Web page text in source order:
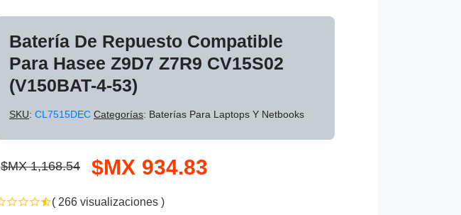
Batería De Repuesto Compatible
Para Hasee Z9D7 Z7R9 CV15S02
(V150BAT-4-53)
SKU: CL7515DEC Categorías: Baterías Para Laptops Y Netbooks
$MX 1,168.54 $MX 934.83
( 266 visualizaciones )